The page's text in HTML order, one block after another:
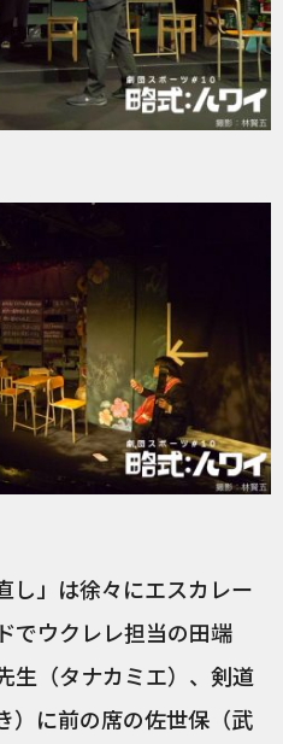
し」は徐々にエスカレー
でウクレレ担当の田端
生（タナカミエ）、剣道
）に前の席の佐世保（武